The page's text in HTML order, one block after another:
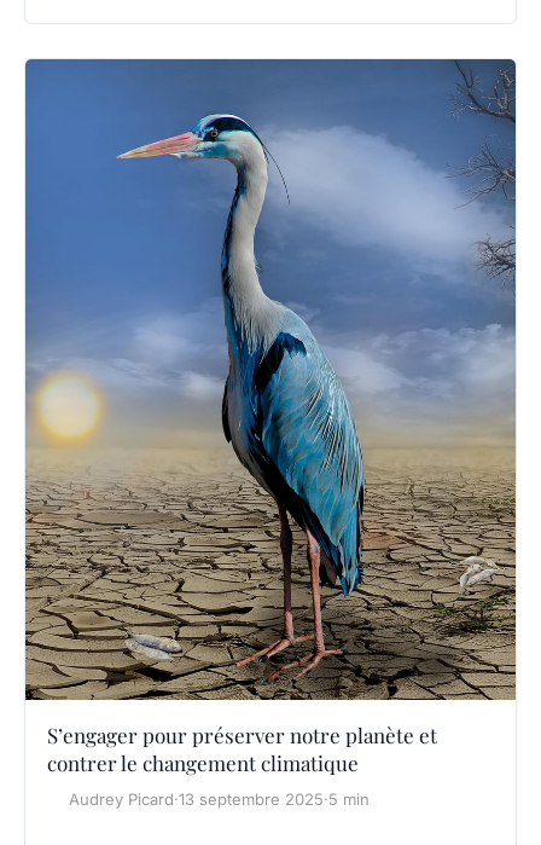
S’engager pour préserver notre planète et
contrer le changement climatique
Audrey Picard·13 septembre 2025·5 min